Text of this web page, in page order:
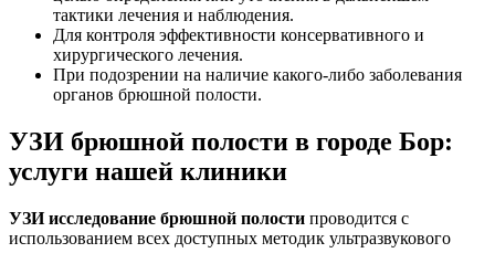
тактики лечения и наблюдения.
Для контроля эффективности консервативного и
хирургического лечения.
При подозрении на наличие какого-либо заболевания
органов брюшной полости.
УЗИ брюшной полости в городе Бор:
услуги нашей клиники
УЗИ исследование брюшной полости проводится с
использованием всех доступных методик ультразвукового